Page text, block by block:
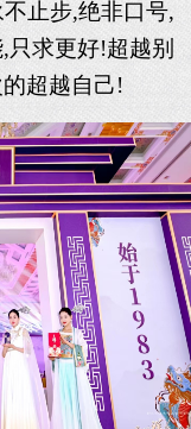
止步,绝非口号,
求更好!超越别
超越自己!